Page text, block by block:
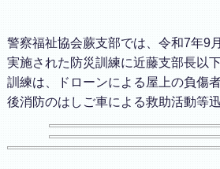
警察福祉協会蕨支部では、令和7年9
実施された防災訓練に近藤支部長以
訓練は、ドローンによる屋上の負傷
後消防のはしご車による救助活動等